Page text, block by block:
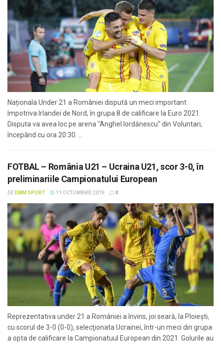
Naționala Under 21 a României dispută un meci important
împotriva Irlandei de Nord, în grupa 8 de calificare la Euro 2021.
Disputa va avea loc pe arena "Anghel Iordănescu" din Voluntari,
începând cu ora 20:30. ...
FOTBAL – România U21 – Ucraina U21, scor 3-0, în
preliminariile Campionatului European
DE EMM SPORT 11 OCTOMBRIE 2019 0
Reprezentativa under 21 a României a învins, joi seară, la Ploieşti,
cu scorul de 3-0 (0-0), selecţionata Ucrainei, într-un meci din grupa
a opta de calificare la Campionatuul European din 2021. Golurile au